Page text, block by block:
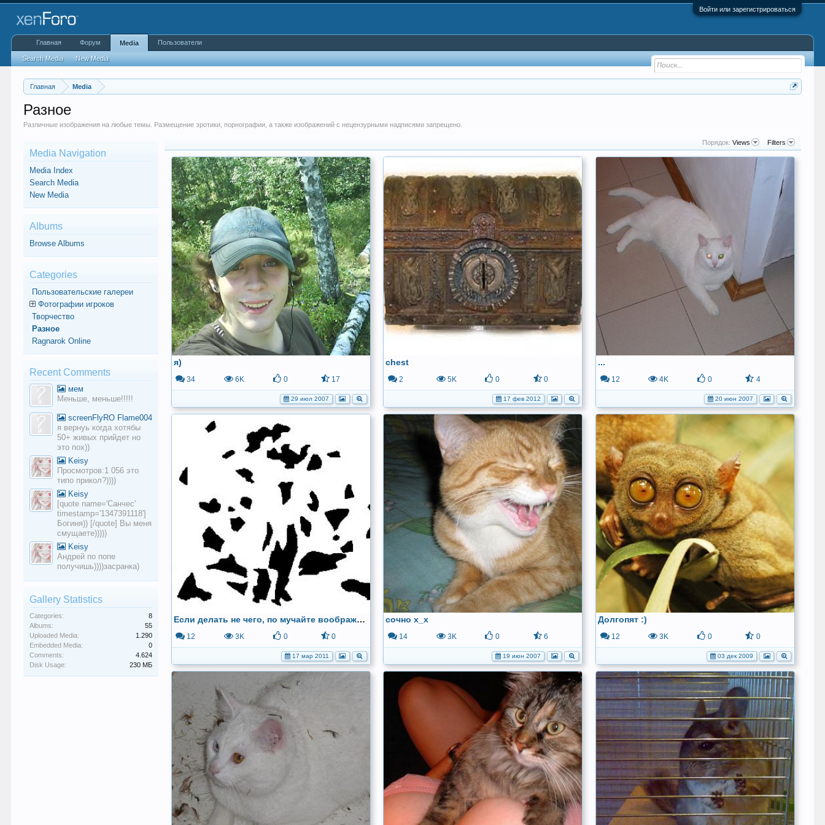
Войти или зарегистрироваться
Главная Media
Разное
Различные изображения на любые темы. Размещение эротики, порнографии, а также изображений с нецензурными надписями запрещено.
Порядок: Views Filters
я)
34 6K 0 17
29 июл 2007
chest
2 5K 0 0
17 фев 2012
...
12 4K 0 4
20 июн 2007
Если делать не чего, по мучайте воображение))
12 3K 0 0
17 мар 2011
сочно х_х
14 3K 0 6
19 июн 2007
Долгопят :)
12 3K 0 0
03 дек 2009
Media Navigation
Media Index
Search Media
New Media
Albums
Browse Albums
Categories
Пользовательские галереи
Фотографии игроков
Творчество
Разное
Ragnarok Online
Recent Comments
мем
Меньше, меньше!!!!!
screenFlyRO Flame004
я вернуь когда хотябы
50+ живых прийдет но
это пох))
Keisy
Просмотров:1 056 это
типо прикол?))))
Keisy
[quote name='Санчес'
timestamp='1347391118']
Богиня)) [/quote] Вы меня
смущаете)))))
Keisy
Андрей по попе
получишь))))засранка)
Gallery Statistics
Categories:
8
Albums:
55
Uploaded Media:
1.290
Embedded Media:
0
Comments:
4.624
Disk Usage:
230 МБ
Главная Форум Media
Search Media New Media
Пользователи